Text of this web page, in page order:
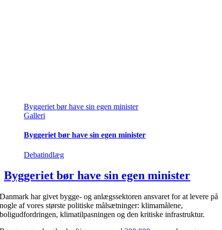
Byggeriet bør have sin egen minister
Galleri
Byggeriet bør have sin egen minister
Debatindlæg
Byggeriet bør have sin egen minister
Danmark har givet bygge- og anlægssektoren ansvaret for at levere på
nogle af vores største politiske målsætninger: klimamålene,
boligudfordringen, klimatilpasningen og den kritiske infrastruktur.